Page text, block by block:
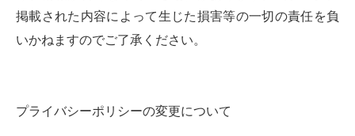
掲載された内容によって生じた損害等の一切の責任を負
いかねますのでご了承ください。
プライバシーポリシーの変更について